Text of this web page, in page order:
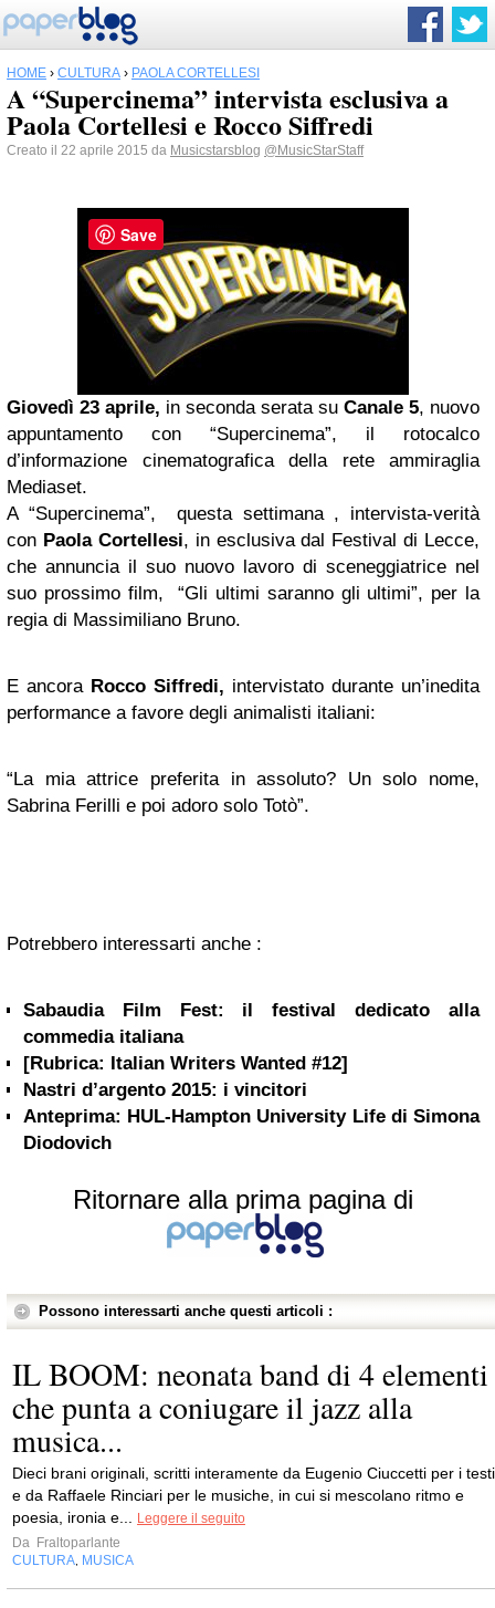
HOME › CULTURA › PAOLA CORTELLESI
A “Supercinema” intervista esclusiva a
Paola Cortellesi e Rocco Siffredi
Creato il 22 aprile 2015 da Musicstarsblog @MusicStarStaff
Giovedì 23 aprile, in seconda serata su Canale 5, nuovo
appuntamento con “Supercinema”, il rotocalco
d’informazione cinematografica della rete ammiraglia
Mediaset.
A “Supercinema”, questa settimana , intervista-verità
con Paola Cortellesi, in esclusiva dal Festival di Lecce,
che annuncia il suo nuovo lavoro di sceneggiatrice nel
suo prossimo film, “Gli ultimi saranno gli ultimi”, per la
regia di Massimiliano Bruno.
E ancora Rocco Siffredi, intervistato durante un’inedita
performance a favore degli animalisti italiani:
“La mia attrice preferita in assoluto? Un solo nome,
Sabrina Ferilli e poi adoro solo Totò”.
Potrebbero interessarti anche :
Sabaudia Film Fest: il festival dedicato alla
commedia italiana
[Rubrica: Italian Writers Wanted #12]
Nastri d’argento 2015: i vincitori
Anteprima: HUL-Hampton University Life di Simona
Diodovich
Ritornare alla prima pagina di
Possono interessarti anche questi articoli :
IL BOOM: neonata band di 4 elementi
che punta a coniugare il jazz alla
musica...
Dieci brani originali, scritti interamente da Eugenio Ciuccetti per i testi
e da Raffaele Rinciari per le musiche, in cui si mescolano ritmo e
poesia, ironia e...
Leggere il seguito
Da Fraltoparlante
CULTURA MUSICA
Save